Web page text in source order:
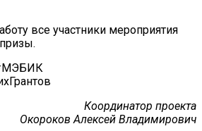
все участники мероприятия
Координатор проекта
Окороков Алексей Владимирович